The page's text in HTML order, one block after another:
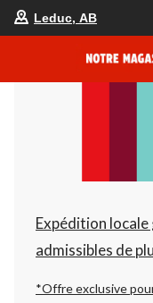
Leduc, AB
Expédition
admissibles de
*Offre exclusive